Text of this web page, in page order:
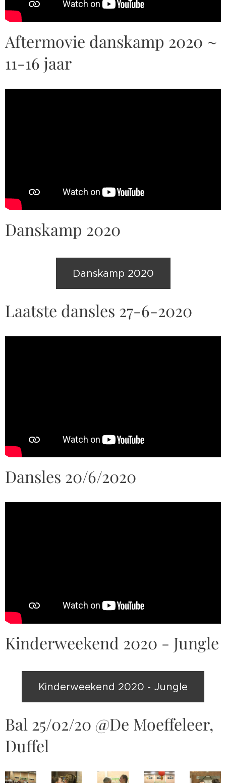
Aftermovie danskamp 2020 ~
11-16 jaar
Danskamp 2020
Danskamp 2020
Laatste dansles 27-6-2020
Dansles 20/6/2020
Kinderweekend 2020 - Jungle
Kinderweekend 2020 - Jungle
Bal 25/02/20 @De Moeffeleer,
Duffel